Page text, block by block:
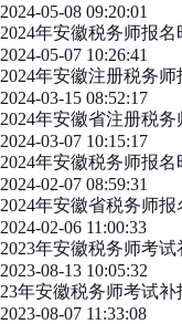
2024-05-08 09:20:01
2024年安徽税务师报名
2024-05-07 10:26:41
2024年安徽注册税务
2024-03-15 08:52:17
2024年安徽省注册税
2024-03-07 10:15:17
2024年安徽税务师报名
2024-02-07 08:59:31
2024年安徽省税务师
2024-02-06 11:00:33
2023年安徽税务师考
2023-08-13 10:05:32
23年安徽税务师考试
2023-08-07 11:33:08